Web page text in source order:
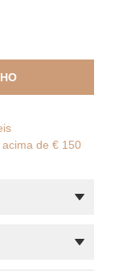
de € 150